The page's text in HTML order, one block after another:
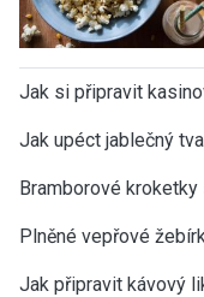
Jak si připravit
Jak upéct jablečný
Bramborové
Plněné vepřové
Jak připravit kávový